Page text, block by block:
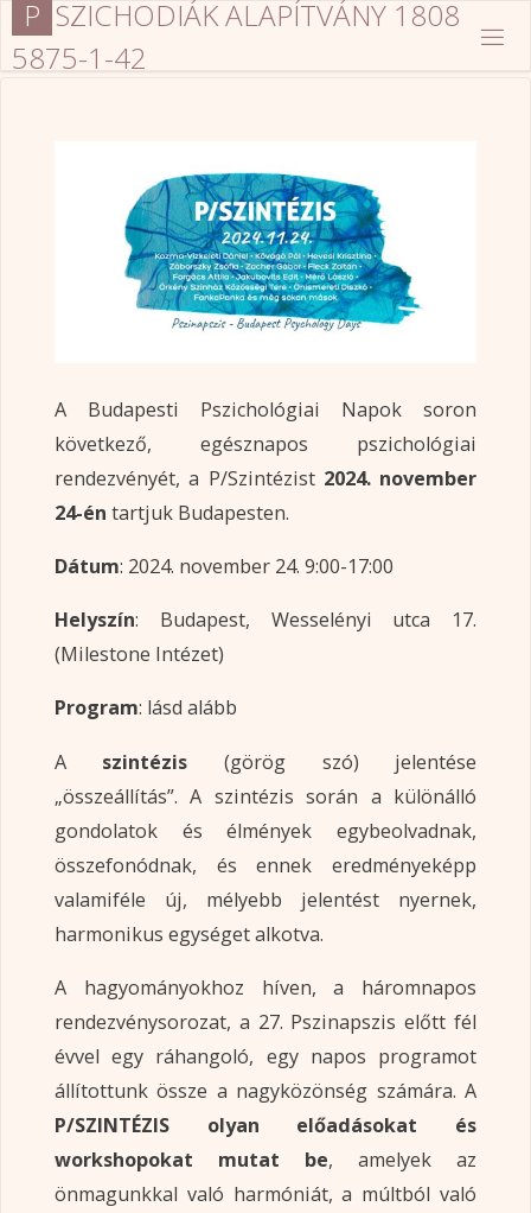
Ugrás
P SZICHODIÁKALAPÍTVÁNY 1 808
5875-1 -42
A Budapesti Pszichológiai Napok soron
következő, egésznapos pszichológiai
rendezvényét, a P/Szintézist 2024. november
24-én tartjuk Budapesten.
Dátum: 2024. november 24. 9:00-17:00
Helyszín: Budapest, Wesselényi utca 17.
(Milestone Intézet)
Program: lásd alább
A szintézis (görög szó) jelentése
„összeállítás”. A szintézis során a különálló
gondolatok és élmények egybeolvadnak,
összefonódnak, és ennek eredményeképp
valamiféle új, mélyebb jelentést nyernek,
harmonikus egységet alkotva.
A hagyományokhoz híven, a háromnapos
rendezvénysorozat, a 27. Pszinapszis előtt fél
évvel egy ráhangoló, egy napos programot
állítottunk össze a nagyközönség számára. A
P/SZINTÉZIS olyan előadásokat és
workshopokat mutat be, amelyek az
önmagunkkal való harmóniát, a múltból való